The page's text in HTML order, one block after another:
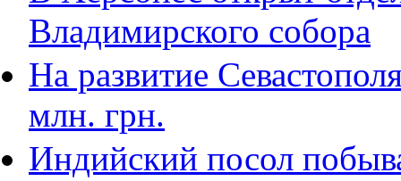
Владимирского собора
На развитие
млн. грн.
Индийский посол